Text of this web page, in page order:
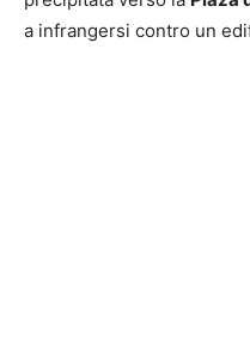
a infrangersi contro un